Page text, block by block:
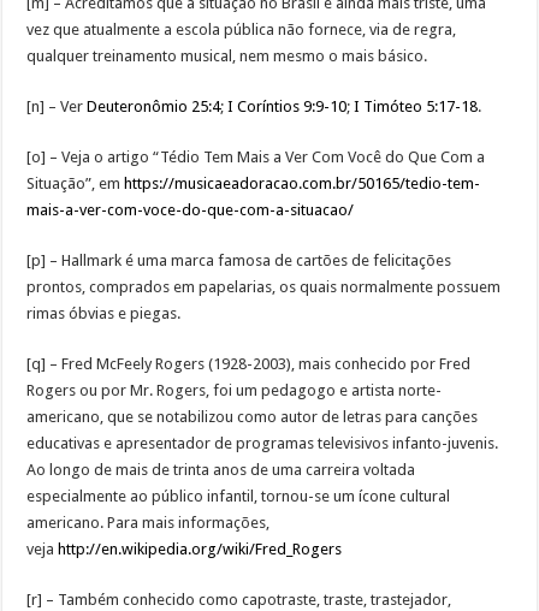
vez que atualmente a escola pública não fornece, via de regra,
qualquer treinamento musical, nem mesmo o mais básico.
[n] – VerDeuteronômio 25:4;I Coríntios 9:9-10;I Timóteo 5:17-18.
[o] – Veja o artigo “Tédio Tem Mais a Ver Com Você do Que Com a
Situação”, emhttps://musicaeadoracao.com.br/50165/tedio-tem-
mais-a-ver-com-voce-do-que-com-a-situacao/
[p] – Hallmark é uma marca famosa de cartões de felicitações
prontos, comprados em papelarias, os quais normalmente possuem
rimas óbvias e piegas.
[q] – Fred McFeely Rogers (1928-2003), mais conhecido por Fred
Rogers ou por Mr. Rogers, foi um pedagogo e artista norte-
americano, que se notabilizou como autor de letras para canções
educativas e apresentador de programas televisivos infanto-juvenis.
Ao longo de mais de trinta anos de uma carreira voltada
especialmente ao público infantil, tornou-se um ícone cultural
americano. Para mais informações,
vejahttp://en.wikipedia.org/wiki/Fred_Rogers
[r] – Também conhecido como capotraste, traste, trastejador,